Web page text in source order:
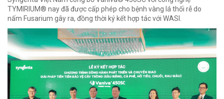
TYMIRIUM® nay đã được cấp phép cho bệnh vàng lá thối rễ do
nấm Fusarium gây ra, đồng thời ký kết hợp tác với WASI.